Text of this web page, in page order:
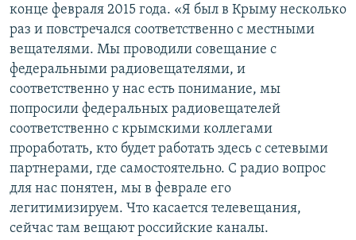
конце февраля 2015 года. «Я был в Крыму несколько
раз и повстречался соответственно с местными
вещателями. Мы проводили совещание с
федеральными радиовещателями, и
соответственно у нас есть понимание, мы
попросили федеральных радиовещателей
соответственно с крымскими коллегами
проработать, кто будет работать здесь с сетевыми
партнерами, где самостоятельно. С радио вопрос
для нас понятен, мы в феврале его
легитимизируем. Что касается телевещания,
сейчас там вещают российские каналы.